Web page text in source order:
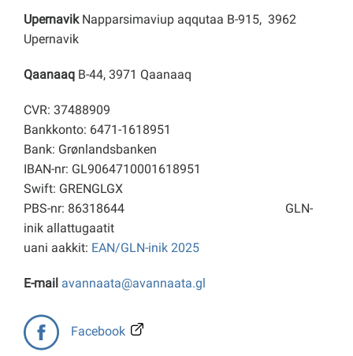
Upernavik Napparsimaviup aqqutaa B-915, 3962
Upernavik
Qaanaaq B-44, 3971 Qaanaaq
CVR: 37488909
Bankkonto: 6471-1618951
Bank: Grønlandsbanken
IBAN-nr: GL9064710001618951
Swift: GRENGLGX
PBS-nr: 86318644 GLN-
inik allattugaatit
uani aakkit: EAN/GLN-inik 2025
E-mail avannaata@avannaata.gl
Facebook